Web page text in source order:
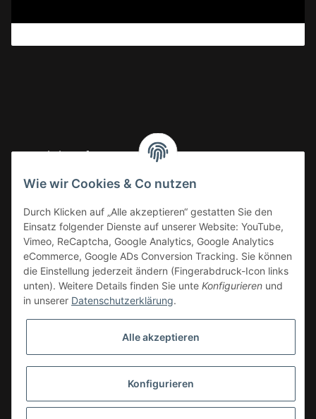
Gesetzliche Informationen
* Alle Preise zzgl. gesetzlicher USt.
Wie wir Cookies & Co nutzen
Durch Klicken auf „Alle akzeptieren“ gestatten Sie den
Einsatz folgender Dienste auf unserer Website: YouTube,
Vimeo, ReCaptcha, Google Analytics, Google Analytics
eCommerce, Google ADs Conversion Tracking. Sie können
die Einstellung jederzeit ändern (Fingerabdruck-Icon links
unten). Weitere Details finden Sie unte Konfigurieren und
in unserer Datenschutzerklärung.
Alle akzeptieren
Konfigurieren